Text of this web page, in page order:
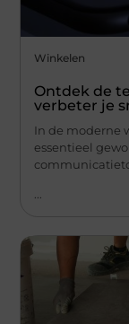
Winkelen
Ontdek de
verbeter je
In de moderne
essentieel
...